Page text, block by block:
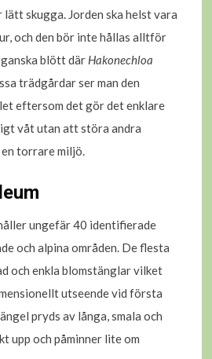
skugga. Jorden ska helst vara
och den bör inte hållas alltför
blött där Hakonechloa
trädgårdar ser man den
eftersom det gör det enklare
våt utan att störa andra
torrare miljö.
ungefär 40 identifierade
och alpina områden. De flesta
och enkla blomstänglar vilket
utseende vid första
pryds av långa, smala och
upp och påminner lite om